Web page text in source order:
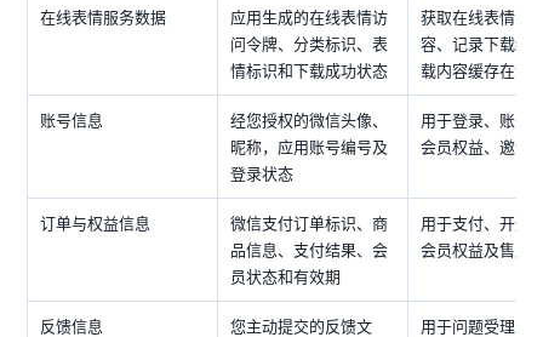
在线表情服务数据
应用生成的在线表情访
问令牌、分类标识、表
情标识和下载成功状态
获取在线表情目
容、记录下载结
载内容缓存在设
账号信息
经您授权的微信头像、
昵称，应用账号编号及
登录状态
用于登录、账号
会员权益、邀请
订单与权益信息
微信支付订单标识、商
品信息、支付结果、会
员状态和有效期
用于支付、开通
会员权益及售后
反馈信息
您主动提交的反馈文
用于问题受理、